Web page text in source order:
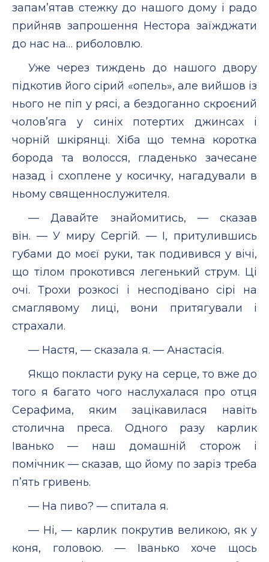
запам’ятав стежку до нашого дому і радо
прийняв запрошення Нестора заїжджати
до нас на… риболовлю.
Уже через тиждень до нашого двору
підкотив його сірий «опель», але вийшов із
нього не піп у рясі, а бездоганно скроєний
чолов’яга у синіх потертих джинсах і
чорній шкірянці. Хіба що темна коротка
борода та волосся, гладенько зачесане
назад і схоплене у косичку, нагадували в
ньому священнослужителя.
— Давайте знайомитись, — сказав
він. — У миру Сергій. — І, притулившись
губами до моєї руки, так подивився у вічі,
що тілом прокотився легенький струм. Ці
очі. Трохи розкосі і несподівано сірі на
смаглявому лиці, вони притягували і
страхали.
— Настя, — сказала я. — Анастасія.
Якщо покласти руку на серце, то вже до
того я багато чого наслухалася про отця
Серафима, яким зацікавилася навіть
столична преса. Одного разу карлик
Іванько — наш домашній сторож і
помічник — сказав, що йому по заріз треба
п’ять гривень.
— На пиво? — спитала я.
— Ні, — карлик покрутив великою, як у
коня, головою. — Іванько хоче щось